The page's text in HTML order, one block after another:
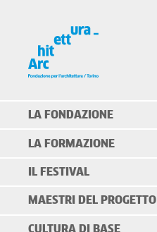
LA FONDAZIONE
LA FORMAZIONE
IL FESTIVAL
MAESTRI DEL PROGETTO
CULTURA DI BASE